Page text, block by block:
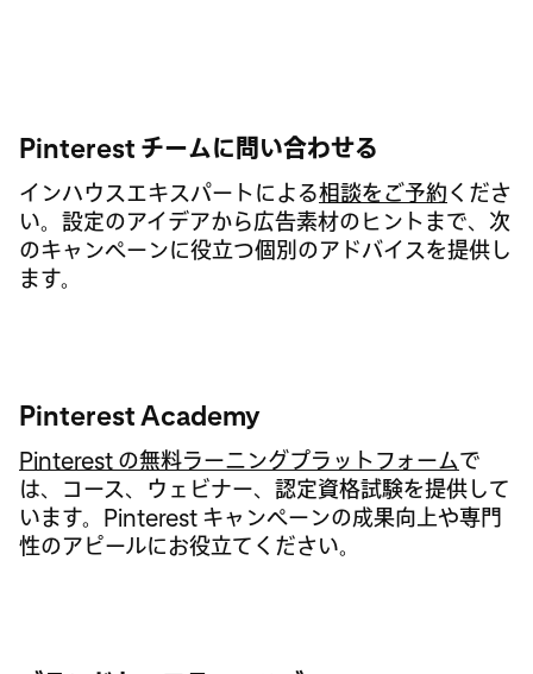
Pinterest チームに問い合わせる
インハウスエキスパートによる相談をご予約 くださ
い。設定のアイデアから広告素材のヒントまで、次
のキャンペーンに役立つ個別のアドバイスを提供し
ます。
Pinterest Academy
Pinterest の無料ラーニングプラットフォームで
は、コース、ウェビナー、認定資格試験を提供して
います。Pinterest キャンペーンの成果向上や専門
性のアピールにお役立てください。